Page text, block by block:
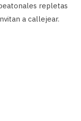
repletas
a callejear.